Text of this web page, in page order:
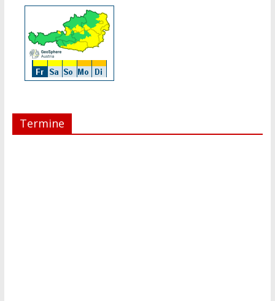
Termine